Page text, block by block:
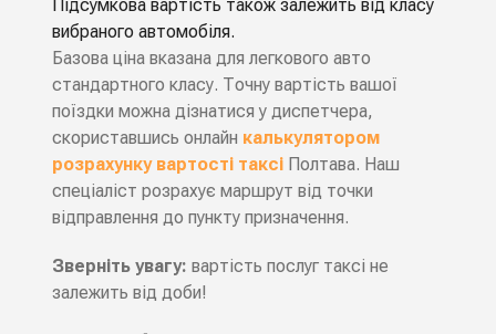
Підсумкова вартість також залежить від класу
вибраного автомобіля.
Базова ціна вказана для легкового авто
стандартного класу. Точну вартість вашої
поїздки можна дізнатися у диспетчера,
скориставшись онлайн калькулятором
розрахунку вартості таксіПолтава. Наш
спеціаліст розрахує маршрут від точки
відправлення до пункту призначення.
Зверніть увагу: вартість послуг таксі не
залежить від доби!